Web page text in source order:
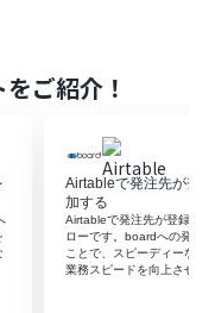
「Form Submission」
ームを指定します。
「発注先の登録」アク
たフォームの情報を紐
となるアクション、「オ
ご紹介！
Airtableで発注先が登
加する
Airtableで発注先が登録さ
ローです。boardへの発注
ことで、スピーディーな情
業務スピードを向上させる